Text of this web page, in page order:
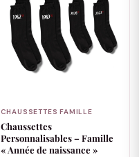
CHAUSSETTES FAMILLE
Chaussettes
Personnalisables – Famille
« Année de naissance »